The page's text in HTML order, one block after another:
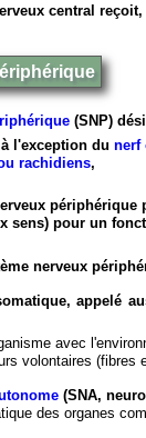
central
(SNP)
à l'exception du nerf
rachidiens,
sens) pour un
nerveux
appelé
avec
volontaires (fibres
(SNA,
des organes